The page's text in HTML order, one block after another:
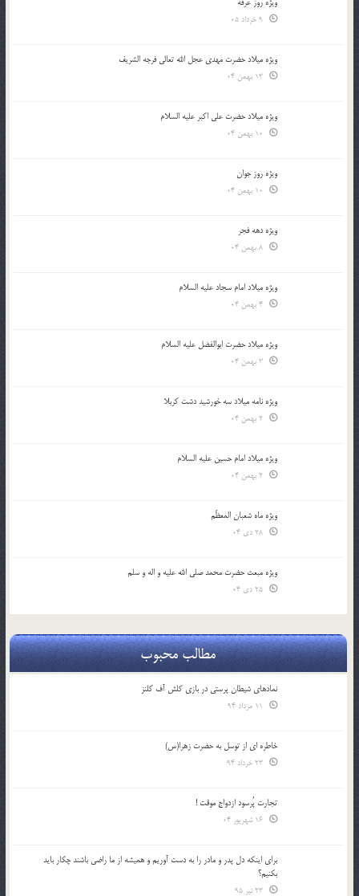
ویژه میلاد حضرت مهدی عجل الله تعالی فرجه الشريف
ویژه میلاد حضرت علی اکبر علیه السلام
ویژه روز جوان
ویژه دهه فجر
ویژه میلاد امام سجاد علیه السلام
ویژه میلاد حضرت ابوالفضل علیه السلام
ویژه نامه میلاد سه خورشید دشت کربلا
ویژه میلاد امام حسین علیه السلام
ویژه ماه شعبان المعظّم
ویژه مبعث حضرت محمد صلی الله علیه و اله و سلم
مطالب محبوب
نمادهای شیطان پرستی در بازی کلش آف کلنز
خاطره ای از توسل به حضرت زهرا(س)
تجارت پُرسود ازدواج موقت !
براي اينكه دل پدر و مادر را به دست آوريم و هميشه از ما راضي باشند چكار بايد
بكنيم؟